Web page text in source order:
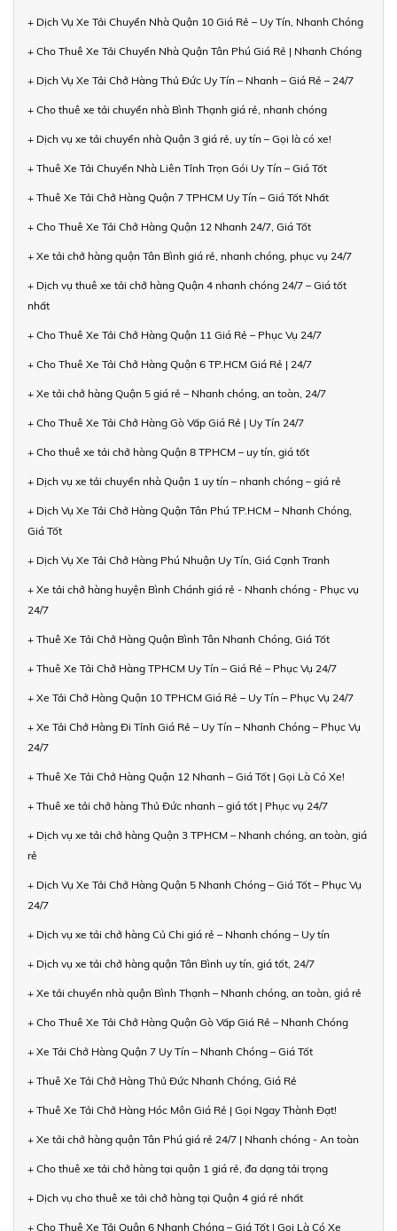
+ Dịch Vụ Xe Tải Chuyển Nhà Quận 10 Giá Rẻ – Uy Tín, Nhanh Chóng
+ Cho Thuê Xe Tải Chuyển Nhà Quận Tân Phú Giá Rẻ | Nhanh Chóng
+ Dịch Vụ Xe Tải Chở Hàng Thủ Đức Uy Tín – Nhanh – Giá Rẻ – 24/7
+ Cho thuê xe tải chuyển nhà Bình Thạnh giá rẻ, nhanh chóng
+ Dịch vụ xe tải chuyển nhà Quận 3 giá rẻ, uy tín – Gọi là có xe!
+ Thuê Xe Tải Chuyển Nhà Liên Tỉnh Trọn Gói Uy Tín – Giá Tốt
+ Thuê Xe Tải Chở Hàng Quận 7 TPHCM Uy Tín – Giá Tốt Nhất
+ Cho Thuê Xe Tải Chở Hàng Quận 12 Nhanh 24/7, Giá Tốt
+ Xe tải chở hàng quận Tân Bình giá rẻ, nhanh chóng, phục vụ 24/7
+ Dịch vụ thuê xe tải chở hàng Quận 4 nhanh chóng 24/7 – Giá tốt
nhất
+ Cho Thuê Xe Tải Chở Hàng Quận 11 Giá Rẻ – Phục Vụ 24/7
+ Cho Thuê Xe Tải Chở Hàng Quận 6 TP.HCM Giá Rẻ | 24/7
+ Xe tải chở hàng Quận 5 giá rẻ – Nhanh chóng, an toàn, 24/7
+ Cho Thuê Xe Tải Chở Hàng Gò Vấp Giá Rẻ | Uy Tín 24/7
+ Cho thuê xe tải chở hàng Quận 8 TPHCM – uy tín, giá tốt
+ Dịch vụ xe tải chuyển nhà Quận 1 uy tín – nhanh chóng – giá rẻ
+ Dịch Vụ Xe Tải Chở Hàng Quận Tân Phú TP.HCM – Nhanh Chóng,
Giá Tốt
+ Dịch Vụ Xe Tải Chở Hàng Phú Nhuận Uy Tín, Giá Cạnh Tranh
+ Xe tải chở hàng huyện Bình Chánh giá rẻ - Nhanh chóng - Phục vụ
24/7
+ Thuê Xe Tải Chở Hàng Quận Bình Tân Nhanh Chóng, Giá Tốt
+ Thuê Xe Tải Chở Hàng TPHCM Uy Tín – Giá Rẻ – Phục Vụ 24/7
+ Xe Tải Chở Hàng Quận 10 TPHCM Giá Rẻ – Uy Tín – Phục Vụ 24/7
+ Xe Tải Chở Hàng Đi Tỉnh Giá Rẻ – Uy Tín – Nhanh Chóng – Phục Vụ
24/7
+ Thuê Xe Tải Chở Hàng Quận 12 Nhanh – Giá Tốt | Gọi Là Có Xe!
+ Thuê xe tải chở hàng Thủ Đức nhanh – giá tốt | Phục vụ 24/7
+ Dịch vụ xe tải chở hàng Quận 3 TPHCM – Nhanh chóng, an toàn, giá
rẻ
+ Dịch Vụ Xe Tải Chở Hàng Quận 5 Nhanh Chóng – Giá Tốt – Phục Vụ
24/7
+ Dịch vụ xe tải chở hàng Củ Chi giá rẻ – Nhanh chóng – Uy tín
+ Dịch vụ xe tải chở hàng quận Tân Bình uy tín, giá tốt, 24/7
+ Xe tải chuyển nhà quận Bình Thạnh – Nhanh chóng, an toàn, giá rẻ
+ Cho Thuê Xe Tải Chở Hàng Quận Gò Vấp Giá Rẻ – Nhanh Chóng
+ Xe Tải Chở Hàng Quận 7 Uy Tín – Nhanh Chóng – Giá Tốt
+ Thuê Xe Tải Chở Hàng Thủ Đức Nhanh Chóng, Giá Rẻ
+ Thuê Xe Tải Chở Hàng Hóc Môn Giá Rẻ | Gọi Ngay Thành Đạt!
+ Xe tải chở hàng quận Tân Phú giá rẻ 24/7 | Nhanh chóng - An toàn
+ Cho thuê xe tải chở hàng tại quận 1 giá rẻ, đa dạng tải trọng
+ Dịch vụ cho thuê xe tải chở hàng tại Quận 4 giá rẻ nhất
+ Cho Thuê Xe Tải Quận 6 Nhanh Chóng – Giá Tốt | Gọi Là Có Xe